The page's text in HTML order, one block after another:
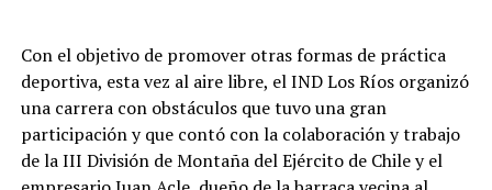
Con el objetivo de promover otras formas de práctica
deportiva, esta vez al aire libre, el IND Los Ríos organizó
una carrera con obstáculos que tuvo una gran
participación y que contó con la colaboración y trabajo
de la III División de Montaña del Ejército de Chile y el